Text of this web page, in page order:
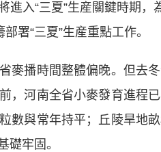
入“三夏”生産關鍵時期，
署“三夏”生産重點工作。
播時間整體偏晚。但去冬
，河南全省小麥發育進程
數與常年持平；丘陵旱地
礎牢固。